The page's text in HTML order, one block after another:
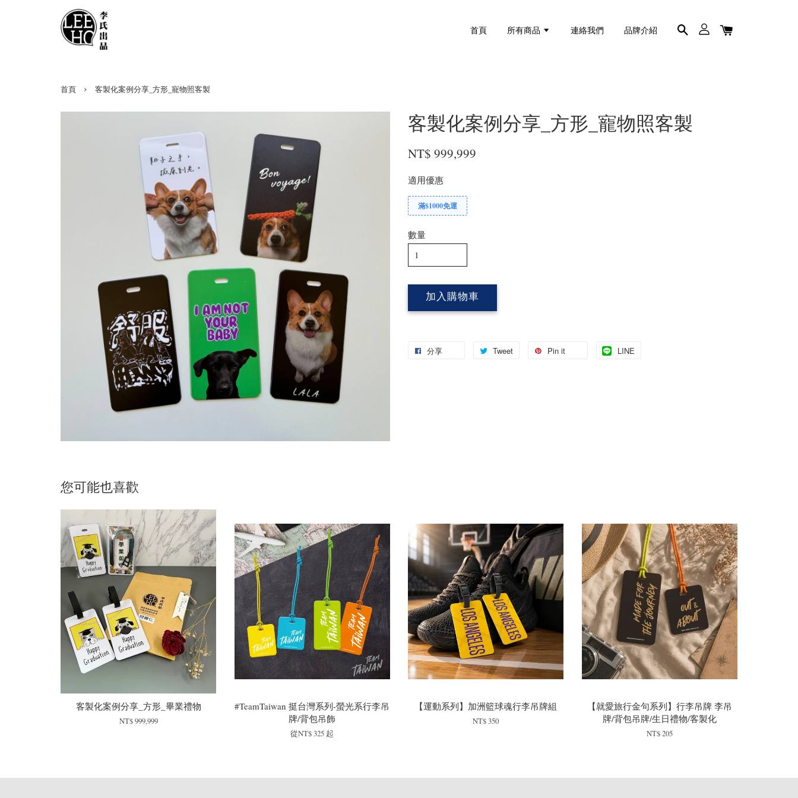
首頁 所有商品 連絡我們 品牌介紹
首頁 › 客製化案例分享_方形_寵物照客製
客製化案例分享_方形_寵物照客製
NT$ 999,999
適用優惠
滿$1000免運
數量
加入購物車
分享 Tweet Pin it LINE
您可能也喜歡
客製化案例分享_方形_畢業禮物
NT$ 999,999
#TeamTaiwan 挺台灣系列-螢光系行李吊
牌/背包吊飾
從NT$ 325 起
【運動系列】加洲籃球魂行李吊牌組
NT$ 350
【就愛旅行金句系列】行李吊牌 李吊
牌/背包吊牌/生日禮物/客製化
NT$ 205